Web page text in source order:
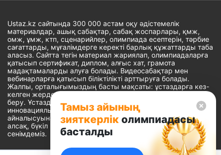
Тамыз айының
зияткерлік олимпиадасы
басталды
Ustaz.kz сайтында 300 000 астам оқу әдістемелік
материалдар, ашық сабақтар, сабақ жоспарлары, қмж,
омж, ұмж, ктп, сценарийлер, олимпиада есептерін, тәрбие
сағаттарды, мұғалімдерге керекті барлық құжаттарды таба
аласыз. Сайтта тегін материал жариялап, олимпиадаларға
қатысып сертификат, диплом, алғыс хат, грамота
мадақтамаларды алуға болады. Видеосабақтар мен
вебинарларға қатысып біліктілікті арттыруға болады.
Жалпы, орталығымыздың басты мақсаты: ұстаздарға кез-
келген жерде, кез-келген уақытта білім алуына мүмкіндік
беру. Ұстаздардың барлық өзекті мәселелеріне
инновациялық шешім тауып, шығармашылық жұмыспен
айналысуына уақыт сыйлау. «Ұстаздарға сапалы білім бере
алсақ, бүкіл Қазақ еліне білім бере аламыз» - деген
сенімдеміз.